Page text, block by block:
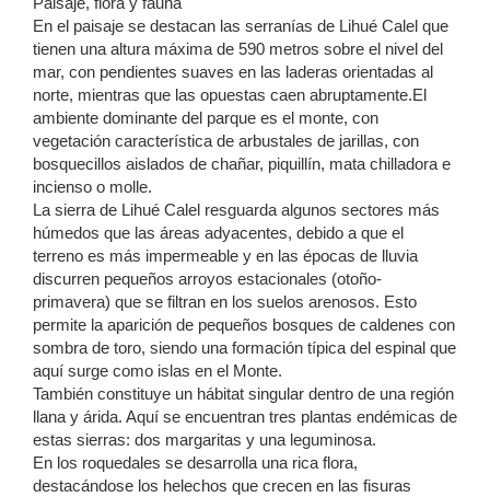
En el paisaje se destacan las serranías de Lihué Calel que
tienen una altura máxima de 590 metros sobre el nivel del
mar, con pendientes suaves en las laderas orientadas al
norte, mientras que las opuestas caen abruptamente.El
ambiente dominante del parque es el monte, con
vegetación característica de arbustales de jarillas, con
bosquecillos aislados de chañar, piquillín, mata chilladora e
incienso o molle.
La sierra de Lihué Calel resguarda algunos sectores más
húmedos que las áreas adyacentes, debido a que el
terreno es más impermeable y en las épocas de lluvia
discurren pequeños arroyos estacionales (otoño-
primavera) que se filtran en los suelos arenosos. Esto
permite la aparición de pequeños bosques de caldenes con
sombra de toro, siendo una formación típica del espinal que
aquí surge como islas en el Monte.
También constituye un hábitat singular dentro de una región
llana y árida. Aquí se encuentran tres plantas endémicas de
estas sierras: dos margaritas y una leguminosa.
En los roquedales se desarrolla una rica flora,
destacándose los helechos que crecen en las fisuras